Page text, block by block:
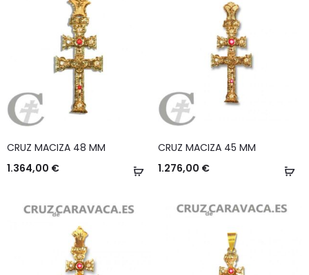
Añadir
carrito
CRUZ MACIZA 48 MM
1.364,00 €
CRUZ MACIZA 45 MM
1.276,00 €